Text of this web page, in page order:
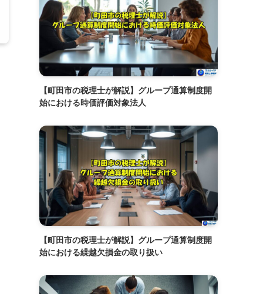
【町田市の税理士が解説】グループ通算制度開
始における時価評価対象法人
【町田市の税理士が解説】グループ通算制度開
始における繰越欠損金の取り扱い